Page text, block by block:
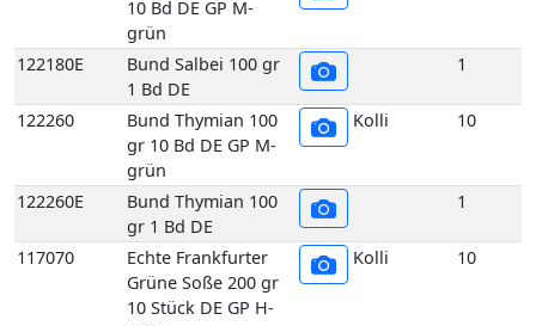
Bund Thymian 100
gr 1 Bd DE
117070
Echte Frankfurter
Grüne Soße 200 gr
10 Stück DE GP H-
grün
10
Echte Frankfurter
Grüne Soße 200 gr
1 Stück DE
129480
Petersilie glatt
10x400gr 4 kg DE
Holzsteige
Kolli 4